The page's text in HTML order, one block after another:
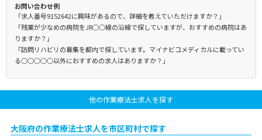
お問い合わせ例
「求人番号9152642に興味があるので、詳細を教えていただけますか？」
「残業が少なめの病院をJR○○線の沿線で探していますが、おすすめの病院はあ
りますか？」
「訪問リハビリの募集を都内で探しています。マイナビコメディカルに載ってい
る○○○○○以外におすすめの求人はありますか？」
他の作業療法士求人を探す
大阪府の作業療法士求人を市区町村で探す